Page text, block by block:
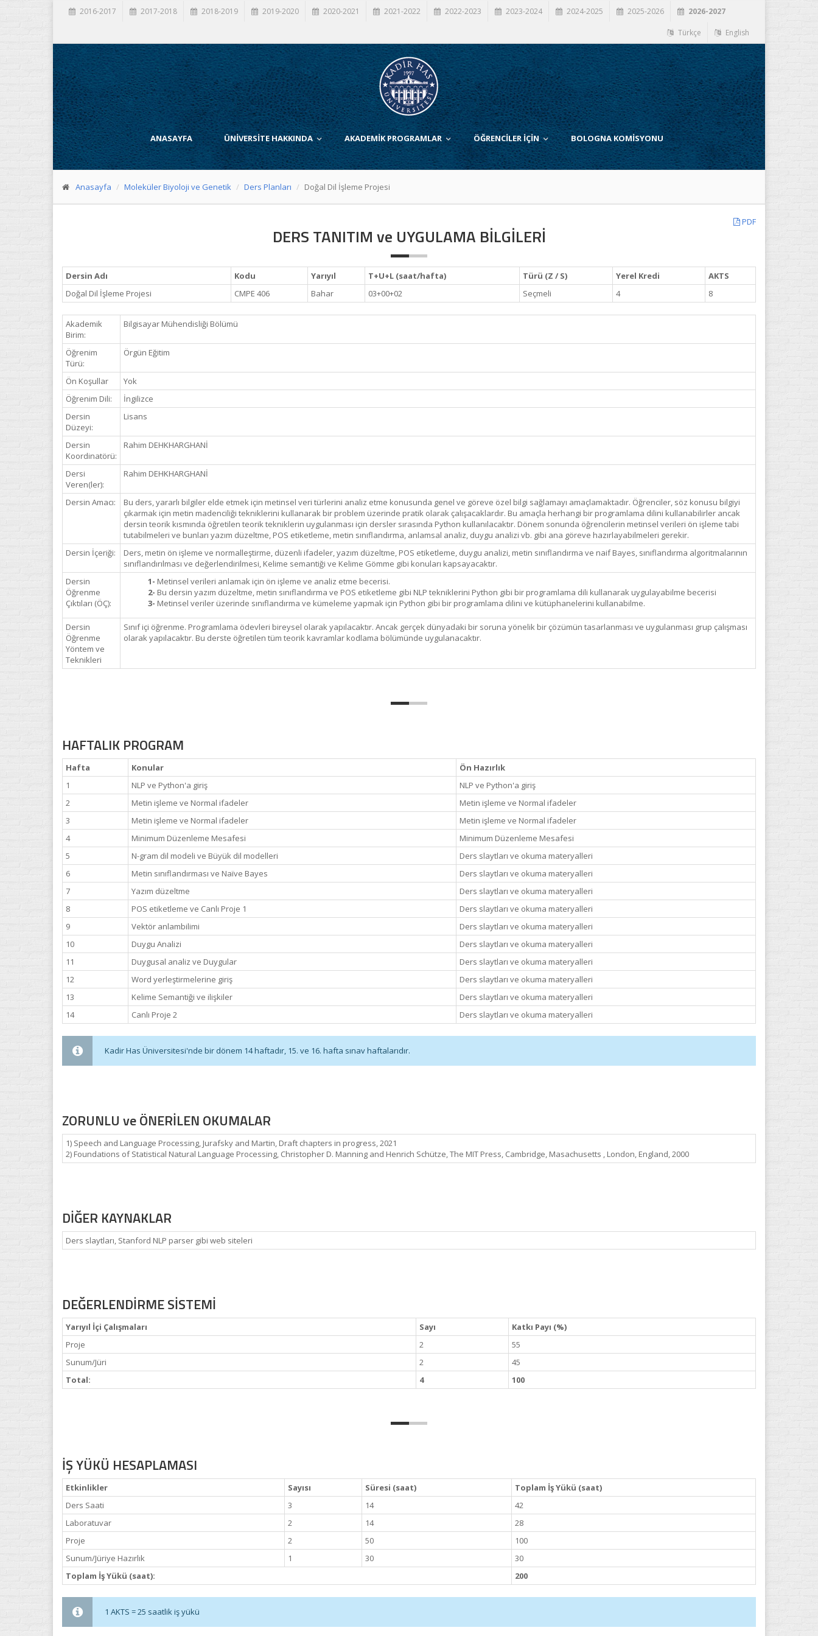
2016-2017 2017-2018 2018-2019 2019-2020 2020-2021 2021-2022 2022-2023 2023-2024 2024-2025 2025-2026 2026-2027
Türkçe English
ANASAYFA ÜNİVERSİTE HAKKINDA AKADEMİK PROGRAMLAR ÖĞRENCİLER İÇİN BOLOGNA KOMİSYONU
Anasayfa Moleküler Biyoloji ve Genetik Ders Planları Doğal Dil İşleme Projesi
PDF
DERS TANITIM ve UYGULAMA BİLGİLERİ
Dersin Adı Kodu Yarıyıl T+U+L (saat/hafta) Türü (Z / S) Yerel Kredi
AKTS
Doğal Dil İşleme Projesi
CMPE 406 Bahar 03+00+02 Seçmeli 4 8
Akademik
Birim:
Bilgisayar Mühendisliği Bölümü
Öğrenim
Türü:
Örgün Eğitim
Ön Koşullar
Yok
Öğrenim Dili:
İngilizce
Dersin
Düzeyi:
Lisans
Dersin
Koordinatörü:
Rahim DEHKHARGHANİ
Dersi
Veren(ler):
Rahim DEHKHARGHANİ
Dersin Amacı:
Bu ders, yararlı bilgiler elde etmek için metinsel veri türlerini analiz etme konusunda genel ve göreve özel bilgi sağlamayı amaçlamaktadır. Öğrenciler, söz konusu bilgiyi
çıkarmak için metin madenciliği tekniklerini kullanarak bir problem üzerinde pratik olarak çalışacaklardır. Bu amaçla herhangi bir programlama dilini kullanabilirler ancak
dersin teorik kısmında öğretilen teorik tekniklerin uygulanması için dersler sırasında Python kullanılacaktır. Dönem sonunda öğrencilerin metinsel verileri ön işleme tabi
tutabilmeleri ve bunları yazım düzeltme, POS etiketleme, metin sınıflandırma, anlamsal analiz, duygu analizi vb. gibi ana göreve hazırlayabilmeleri gerekir.
Dersin İçeriği:
Ders, metin ön işleme ve normalleştirme, düzenli ifadeler, yazım düzeltme, POS etiketleme, duygu analizi, metin sınıflandırma ve naif Bayes, sınıflandırma algoritmalarının
sınıflandırılması ve değerlendirilmesi, Kelime semantiği ve Kelime Gömme gibi konuları kapsayacaktır.
Dersin
Öğrenme
Çıktıları (ÖÇ):
1- Metinsel verileri anlamak için ön işleme ve analiz etme becerisi.
2- Bu dersin yazım düzeltme, metin sınıflandırma ve POS etiketleme gibi NLP tekniklerini Python gibi bir programlama dili kullanarak uygulayabilme becerisi
3- Metinsel veriler üzerinde sınıflandırma ve kümeleme yapmak için Python gibi bir programlama dilini ve kütüphanelerini kullanabilme.
Dersin
Öğrenme
Yöntem ve
Teknikleri
Sınıf içi öğrenme. Programlama ödevleri bireysel olarak yapılacaktır. Ancak gerçek dünyadaki bir soruna yönelik bir çözümün tasarlanması ve uygulanması grup çalışması
olarak yapılacaktır. Bu derste öğretilen tüm teorik kavramlar kodlama bölümünde uygulanacaktır.
HAFTALIK PROGRAM
Hafta Konular
Ön Hazırlık
1
NLP ve Python'a giriş
NLP ve Python'a giriş
2
Metin işleme ve Normal ifadeler
Metin işleme ve Normal ifadeler
3
Metin işleme ve Normal ifadeler
Metin işleme ve Normal ifadeler
4
Minimum Düzenleme Mesafesi
Minimum Düzenleme Mesafesi
5
N-gram dil modeli ve Büyük dil modelleri
Ders slaytları ve okuma materyalleri
6
Metin sınıflandırması ve Naïve Bayes
Ders slaytları ve okuma materyalleri
7
Yazım düzeltme
Ders slaytları ve okuma materyalleri
8
POS etiketleme ve Canlı Proje 1
Ders slaytları ve okuma materyalleri
9
Vektör anlambilimi
Ders slaytları ve okuma materyalleri
10
Duygu Analizi
Ders slaytları ve okuma materyalleri
11
Duygusal analiz ve Duygular
Ders slaytları ve okuma materyalleri
12
Word yerleştirmelerine giriş
Ders slaytları ve okuma materyalleri
13
Kelime Semantiği ve ilişkiler
Ders slaytları ve okuma materyalleri
14
Canlı Proje 2 Ders slaytları ve okuma materyalleri
Kadir Has Üniversitesi'nde bir dönem 14 haftadır, 15. ve 16. hafta sınav haftalarıdır.
ZORUNLU ve ÖNERİLEN OKUMALAR
1) Speech and Language Processing, Jurafsky and Martin, Draft chapters in progress, 2021
2) Foundations of Statistical Natural Language Processing, Christopher D. Manning and Henrich Schütze, The MIT Press, Cambridge, Masachusetts , London, England, 2000
DİĞER KAYNAKLAR
Ders slaytları, Stanford NLP parser gibi web siteleri
DEĞERLENDİRME SİSTEMİ
Yarıyıl İçi Çalışmaları Sayı
Katkı Payı (%)
Proje
2
55
Sunum/Jüri
2
45
Total:
4 100
İŞ YÜKÜ HESAPLAMASI
Etkinlikler Sayısı Süresi (saat)
Toplam İş Yükü (saat)
Ders Saati
3 14
42
Laboratuvar
2 14
28
Proje
2 50
100
Sunum/Jüriye Hazırlık
1 30
30
Toplam İş Yükü (saat):
200
1 AKTS = 25 saatlik iş yükü